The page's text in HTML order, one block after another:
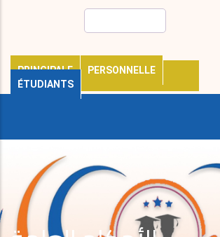
PRINCIPALE
PERSONNELLE
ÉTUDIANTS